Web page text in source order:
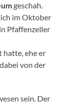
geschah.
im Oktober
Pfaffenzeller
hatte, ehe er
von der
sein. Der